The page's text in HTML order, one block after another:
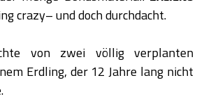
crazy– und doch durchdacht.
von zwei völlig verplanten
Erdling, der 12 Jahre lang nicht